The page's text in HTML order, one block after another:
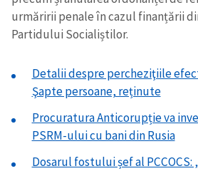
urmăririi penale în cazul finanțării
Partidului Socialiștilor.
Detalii despre percheziţiile
Şapte persoane, reținute
Procuratura Anticorupție va
PSRM-ului cu bani din Rusia
Dosarul fostului șef al PCCOCS: